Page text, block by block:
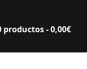
productos 0,00€